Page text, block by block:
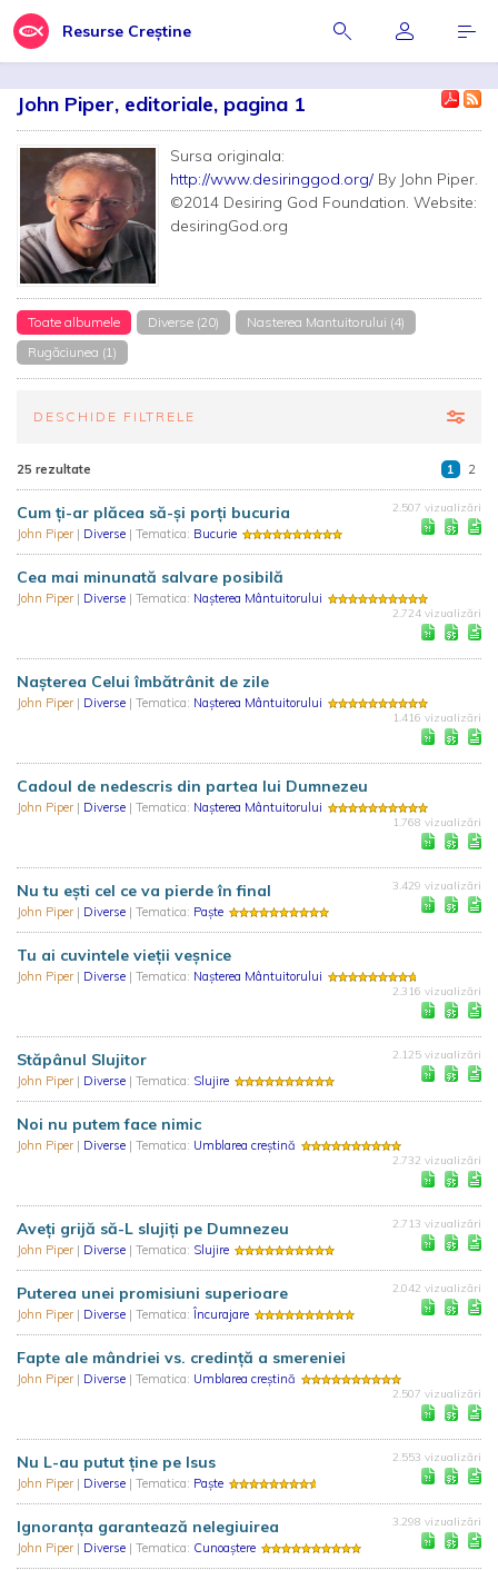
Resurse Creștine
John Piper, editoriale, pagina 1
Sursa originala:
http://www.desiringgod.org/ By John Piper.
©2014 Desiring God Foundation. Website:
desiringGod.org
Toate albumele Diverse (20)
Nasterea Mantuitorului (4)
Rugăciunea (1)
DESCHIDE FILTRELE
25 rezultate 1 2
Cum ți-ar plăcea să-și porți bucuria
John Piper | Diverse | Tematica: Bucurie
2.507 vizualizări
Cea mai minunată salvare posibilă
John Piper | Diverse | Tematica: Nașterea Mântuitorului
2.724 vizualizări
Nașterea Celui îmbătrânit de zile
John Piper | Diverse | Tematica: Nașterea Mântuitorului
1.416 vizualizări
Cadoul de nedescris din partea lui Dumnezeu
John Piper | Diverse | Tematica: Nașterea Mântuitorului
1.768 vizualizări
Nu tu eşti cel ce va pierde în final
John Piper | Diverse | Tematica: Paște
3.429 vizualizări
Tu ai cuvintele vieții veșnice
John Piper | Diverse | Tematica: Nașterea Mântuitorului
2.316 vizualizări
Stăpânul Slujitor
John Piper | Diverse | Tematica: Slujire
2.125 vizualizări
Noi nu putem face nimic
John Piper | Diverse | Tematica: Umblarea creștină
2.732 vizualizări
Aveți grijă să-L slujiți pe Dumnezeu
John Piper | Diverse | Tematica: Slujire
2.713 vizualizări
Puterea unei promisiuni superioare
John Piper | Diverse | Tematica: Încurajare
2.042 vizualizări
Fapte ale mândriei vs. credință a smereniei
John Piper | Diverse | Tematica: Umblarea creștină
2.507 vizualizări
Nu L-au putut ține pe Isus
John Piper | Diverse | Tematica: Paște
2.553 vizualizări
Ignoranța garantează nelegiuirea
John Piper | Diverse | Tematica: Cunoaștere
3.298 vizualizări